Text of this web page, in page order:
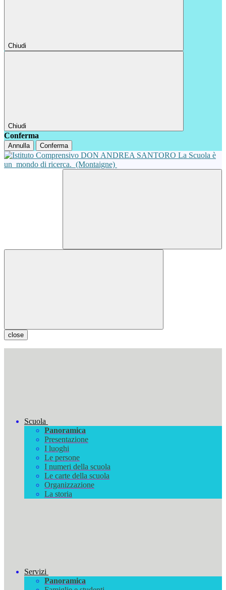
Chiudi
Chiudi
Conferma
Annulla Conferma
La Scuola è
un mondo di ricerca. (Montaigne)
close
Scuola
Panoramica
Presentazione
I luoghi
Le persone
I numeri della scuola
Le carte della scuola
Organizzazione
La storia
Servizi
Panoramica